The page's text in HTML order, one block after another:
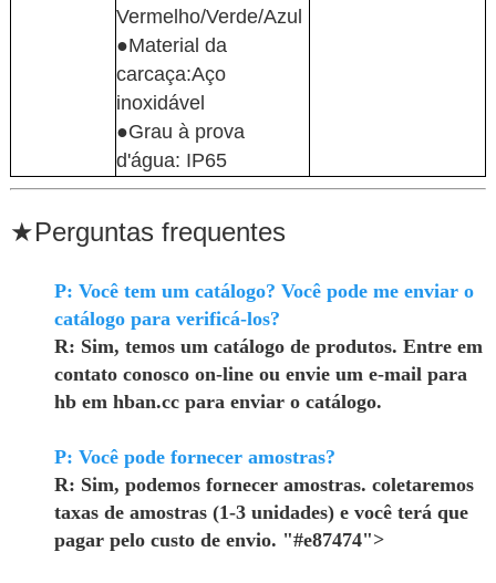
Vermelho/Verde/Azul
●Material da
carcaça:Aço
inoxidável
●Grau à prova
d'água: IP65
★Perguntas frequentes
P: Você tem um catálogo? Você pode me enviar o
catálogo para verificá-los?
R: Sim, temos um catálogo de produtos. Entre em
contato conosco on-line ou envie um e-mail para
hb em hban.cc para enviar o catálogo.
P: Você pode fornecer amostras?
R: Sim, podemos fornecer amostras. coletaremos
taxas de amostras (1-3 unidades) e você terá que
pagar pelo custo de envio. "#e87474">